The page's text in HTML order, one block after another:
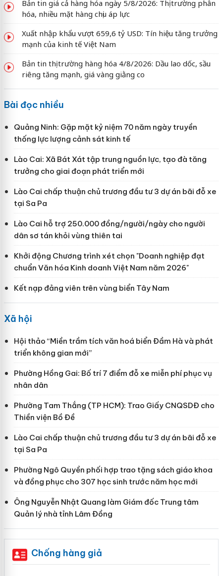
Bản tin giá cả hàng hóa ngày 5/8/2026: Thị trường phân
hóa, nhiều mặt hàng chịu áp lực
Xuất nhập khẩu vượt 659,6 tỷ USD: Tín hiệu tăng trưởng
mạnh của kinh tế Việt Nam
Bản tin thị trường hàng hóa 4/8/2026: Dầu lao dốc, sầu
riêng tăng mạnh, giá vàng giằng co
Bài đọc nhiều
Quảng Ninh: Gặp mặt kỷ niệm 70 năm ngày truyền
thống lực lượng cảnh sát kinh tế
Lào Cai: Xã Bát Xát tập trung nguồn lực, tạo đà tăng
trưởng cho giai đoạn phát triển mới
Lào Cai chấp thuận chủ trương đầu tư 3 dự án bãi đỗ xe
tại Sa Pa
Lào Cai hỗ trợ 250.000 đồng/người/ngày cho người
dân sơ tán khỏi vùng thiên tai
Khởi động Chương trình xét chọn "Doanh nghiệp đạt
chuẩn Văn hóa Kinh doanh Việt Nam năm 2026"
Kết nạp đảng viên trên vùng biển Tây Nam
Xã hội
Hội thảo “Miền trầm tích văn hoá biển Đầm Hà và phát
triển không gian mới”
Phường Hồng Gai: Bố trí 7 điểm đỗ xe miễn phí phục vụ
nhân dân
Phường Tam Thắng (TP HCM): Trao Giấy CNQSDĐ cho
Thiền viện Bồ Đề
Lào Cai chấp thuận chủ trương đầu tư 3 dự án bãi đỗ xe
tại Sa Pa
Phường Ngô Quyền phối hợp trao tặng sách giáo khoa
và đồng phục cho 307 học sinh trước năm học mới
Ông Nguyễn Nhật Quang làm Giám đốc Trung tâm
Quản lý nhà tỉnh Lâm Đồng
Chống hàng giả